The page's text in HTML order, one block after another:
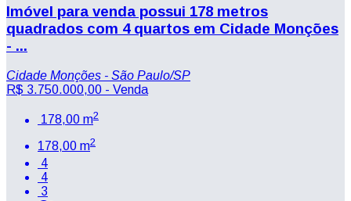
Imóvel para venda possui 178 metros
quadrados com 4 quartos em Cidade Monções
- ...
Cidade Monções - São Paulo/SP
R$ 3.750.000,00 - Venda
178,00 m2
178,00 m2
4
4
3